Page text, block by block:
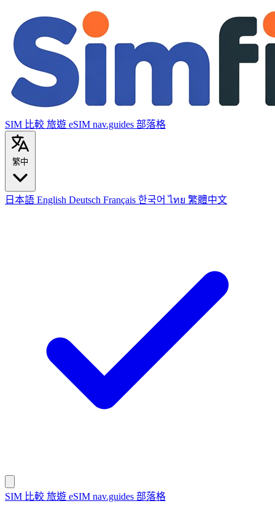
SIM 比較 旅遊 eSIM nav.guides 部落格
繁中
日本語 English Deutsch Français 한국어 ไทย 繁體中文
SIM 比較 旅遊 eSIM nav.guides 部落格